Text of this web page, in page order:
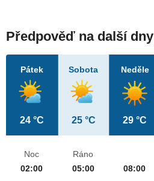
Předpověď na další dny
Pátek
24 °C
Sobota
25 °C
Neděle
29 °C
Noc
02:00
Ráno
05:00
08:00